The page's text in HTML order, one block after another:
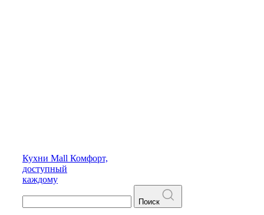
Кухни Mall Комфорт,
доступный
каждому
Поиск